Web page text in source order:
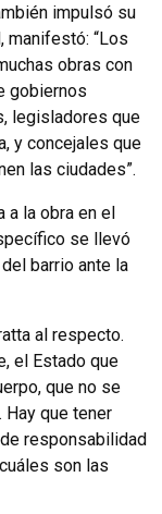
impulsó su
manifestó: “Los
obras con
gobiernos
legisladores que
y concejales que
las ciudades”.
a la obra en el
se llevó
barrio ante la
al respecto.
el Estado que
que no se
que tener
responsabilidad
son las